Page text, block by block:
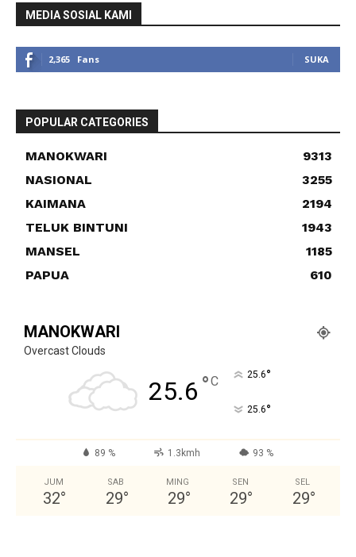
MEDIA SOSIAL KAMI
2,365 Fans SUKA
POPULAR CATEGORIES
MANOKWARI
9313
NASIONAL
3255
KAIMANA
2194
TELUK BINTUNI
1943
MANSEL
1185
PAPUA
610
MANOKWARI
Overcast Clouds
25.6 °C 25.6°
25.6°
89 % 1.3kmh 93 %
JUM
32°
SAB
29°
MING
29°
SEN
29°
SEL
29°